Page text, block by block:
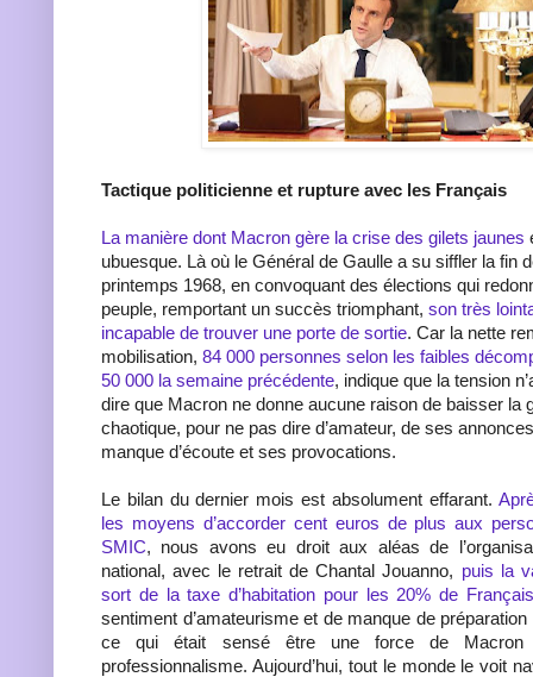
Tactique politicienne et rupture avec les Français
La manière dont Macron gère la crise des gilets jaunes
ubuesque. Là où le Général de Gaulle a su siffler la fin
printemps 1968, en convoquant des élections qui
peuple, remportant un succès triomphant, son très
incapable de trouver une porte de sortie. Car la nette
mobilisation, 84 000 personnes selon les faibles
50 000 la semaine précédente, indique que la tension
dire que Macron ne donne aucune raison de baisser la
chaotique, pour ne pas dire d’amateur, de ses
manque d’écoute et ses provocations.
Le bilan du dernier mois est absolument effarant.
les moyens d’accorder cent euros de plus aux
SMIC, nous avons eu droit aux aléas de
national, avec le retrait de Chantal Jouanno, puis la
sort de la taxe d’habitation pour les 20% de
sentiment d’amateurisme et de manque de
ce qui était sensé être une force de Macron
professionnalisme. Aujourd’hui, tout le monde le voit